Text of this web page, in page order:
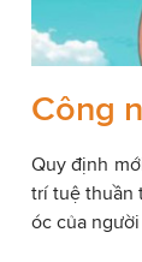
Công
Quy định
trí tuệ thuần
óc của